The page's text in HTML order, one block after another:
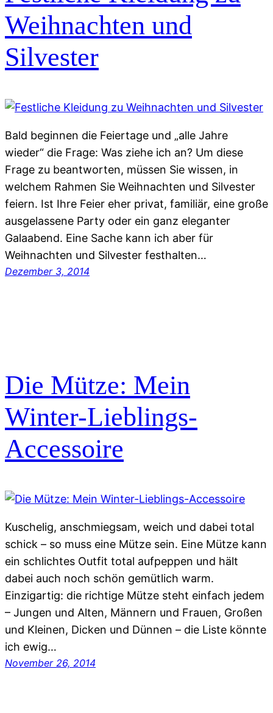
Weihnachten und
Silvester
Bald beginnen die Feiertage und „alle Jahre
wieder“ die Frage: Was ziehe ich an? Um diese
Frage zu beantworten, müssen Sie wissen, in
welchem Rahmen Sie Weihnachten und Silvester
feiern. Ist Ihre Feier eher privat, familiär, eine große
ausgelassene Party oder ein ganz eleganter
Galaabend. Eine Sache kann ich aber für
Weihnachten und Silvester festhalten…
Dezember 3, 2014
Die Mütze: Mein
Winter-Lieblings-
Accessoire
Kuschelig, anschmiegsam, weich und dabei total
schick – so muss eine Mütze sein. Eine Mütze kann
ein schlichtes Outfit total aufpeppen und hält
dabei auch noch schön gemütlich warm.
Einzigartig: die richtige Mütze steht einfach jedem
– Jungen und Alten, Männern und Frauen, Großen
und Kleinen, Dicken und Dünnen – die Liste könnte
ich ewig…
November 26, 2014